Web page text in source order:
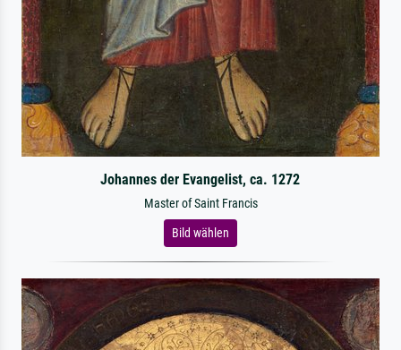
Johannes der Evangelist, ca. 1272
Master of Saint Francis
Bild wählen